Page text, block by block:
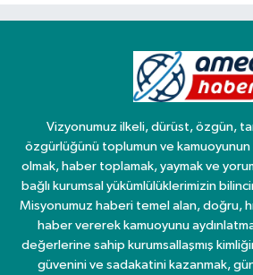
Vizyonumuz ilkeli, dürüst, özgün,
özgürlüğünü toplumun ve kamuoyunun
olmak, haber toplamak, yaymak ve
bağlı kurumsal yükümlülüklerimizin
Misyonumuz haberi temel alan, doğru,
haber vererek kamuoyunu
değerlerine sahip kurumsallaşmış
güvenini ve sadakatini kazanmak,